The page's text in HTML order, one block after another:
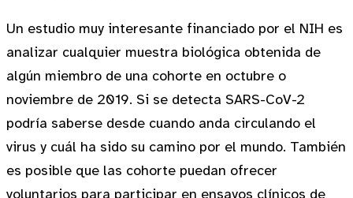
Un estudio muy interesante financiado por el NIH es
analizar cualquier muestra biológica obtenida de
algún miembro de una cohorte en octubre o
noviembre de 2019. Si se detecta SARS-CoV-2
podría saberse desde cuando anda circulando el
virus y cuál ha sido su camino por el mundo. También
es posible que las cohorte puedan ofrecer
voluntarios para participar en ensayos clínicos de